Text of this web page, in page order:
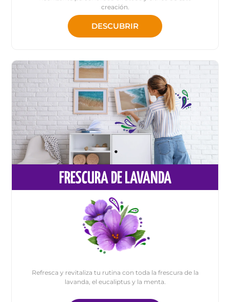
creación.
DESCUBRIR
FRESCURA DE LAVANDA
Refresca y revitaliza tu rutina con toda la frescura de la
lavanda, el eucaliptus y la menta.